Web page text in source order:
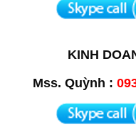
KINH
Mss. Quỳnh :